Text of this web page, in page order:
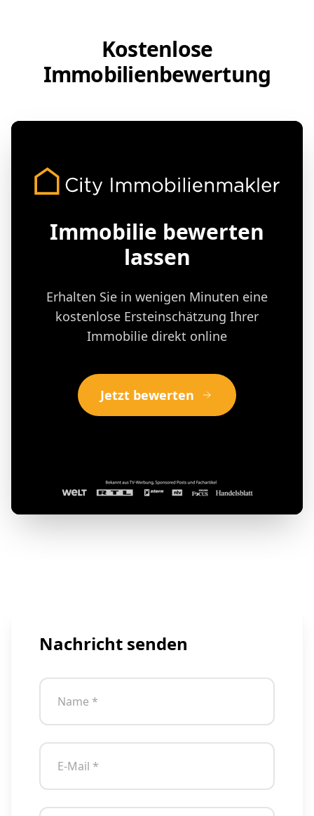
Kostenlose
Immobilienbewertung
Immobilie bewerten
lassen
Erhalten Sie in wenigen Minuten eine
kostenlose Ersteinschätzung Ihrer
Immobilie direkt online
Jetzt bewerten
Nachricht senden